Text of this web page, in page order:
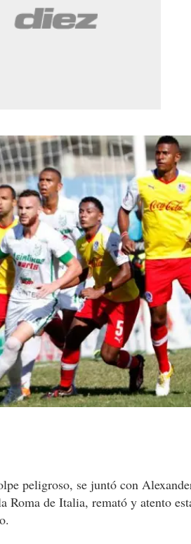
peligroso, se juntó con
Roma de Italia, remató y atento